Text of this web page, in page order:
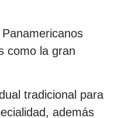
como la gran
tradicional para
además